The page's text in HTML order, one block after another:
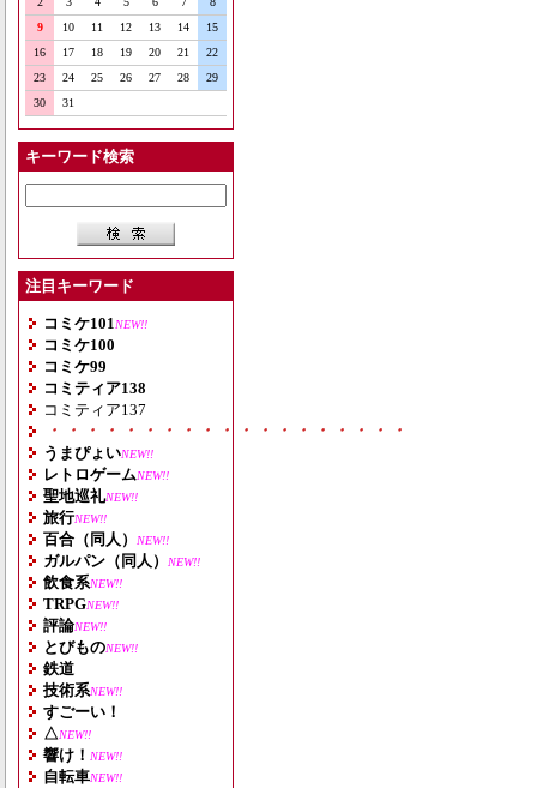
9
10 11 12 13 14
15
16
17 18 19 20 21
22
23
24 25 26 27 28
29
30
31
キーワード検索
注目キーワード
コミケ101 NEW!!
コミケ100
コミケ99
コミティア138
コミティア137
・・・・・・・・・・・・・・・・・・・
うまぴょいNEW!!
レトロゲームNEW!!
聖地巡礼NEW!!
旅行NEW!!
百合（同人） NEW!!
ガルパン（同人） NEW!!
飲食系NEW!!
TRPGNEW!!
評論NEW!!
とびものNEW!!
鉄道
技術系NEW!!
すごーい！
△NEW!!
響け！ NEW!!
自転車NEW!!